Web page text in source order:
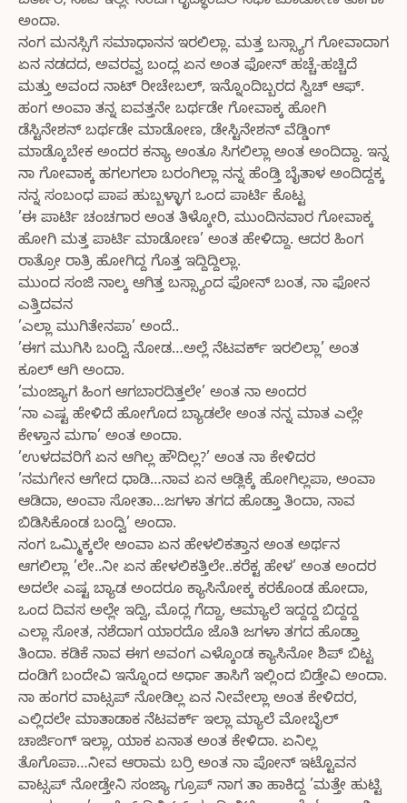
ಅಂದಾ.
ನಂಗ ಮನಸ್ಸಿಗೆ ಸಮಾಧಾನನ ಇರಲಿಲ್ಲಾ. ಮತ್ತ ಬಸ್ಸ್ಯಾಗ ಗೋವಾದಾಗ
ಏನ ನಡದದ, ಅವರವ್ವ ಬಂದ್ಲ ಏನ ಅಂತ ಫೋನ್ ಹಚ್ಚೆ-ಹಚ್ಚಿದೆ
ಮತ್ತು ಅವಂದ ನಾಟ್ ರೀಚೇಬಲ್, ಇನ್ನೊಂದಿಬ್ಬರದ ಸ್ವಿಚ್ ಆಫ್.
ಹಂಗ ಅಂವಾ ತನ್ನ ಐವತ್ತನೇ ಬರ್ಥಡೇ ಗೋವಾಕ್ಕ ಹೋಗಿ
ಡೆಸ್ಟಿನೇಶನ್ ಬರ್ಥಡೇ ಮಾಡೋಣ, ಡೇಸ್ಟಿನೇಶನ್ ವೆಡ್ಡಿಂಗ್
ಮಾಡ್ಕೊಬೇಕ ಅಂದರ ಕನ್ಯಾ ಅಂತೂ ಸಿಗಲಿಲ್ಲಾ ಅಂತ ಅಂದಿದ್ದಾ. ಇನ್ನ
ನಾ ಗೋವಾಕ್ಕ ಹಗಲಗಲಾ ಬರಂಗಿಲ್ಲಾ ನನ್ನ ಹೆಂಡ್ತಿ ಬೈತಾಳ ಅಂದಿದ್ದಕ್ಕ
ನನ್ನ ಸಂಬಂಧ ಪಾಪ ಹುಬ್ಬಳ್ಳಾಗ ಒಂದ ಪಾರ್ಟಿ ಕೊಟ್ಟ
’ಈ ಪಾರ್ಟಿ ಚಂಚಗಾರ ಅಂತ ತಿಳ್ಕೋರಿ, ಮುಂದಿನವಾರ ಗೋವಾಕ್ಕ
ಹೋಗಿ ಮತ್ತ ಪಾರ್ಟಿ ಮಾಡೋಣ’ ಅಂತ ಹೇಳಿದ್ದಾ. ಆದರ ಹಿಂಗ
ರಾತ್ರೋ ರಾತ್ರಿ ಹೋಗಿದ್ದ ಗೊತ್ತ ಇದ್ದಿದ್ದಿಲ್ಲಾ.
ಮುಂದ ಸಂಜಿ ನಾಲ್ಕ ಆಗಿತ್ತ ಬಸ್ಸ್ಯಾಂದ ಫೋನ್ ಬಂತ, ನಾ ಫೋನ
ಎತ್ತಿದವನ
’ಎಲ್ಲಾ ಮುಗಿತೇನಪಾ’ ಅಂದೆ..
’ಈಗ ಮುಗಿಸಿ ಬಂದ್ವಿ ನೋಡ…ಅಲ್ಲೆ ನೆಟವರ್ಕ್ ಇರಲಿಲ್ಲಾ’ ಅಂತ
ಕೂಲ್ ಆಗಿ ಅಂದಾ.
’ಮಂಜ್ಯಾಗ ಹಿಂಗ ಆಗಬಾರದಿತ್ತಲೇ’ ಅಂತ ನಾ ಅಂದರ
’ನಾ ಎಷ್ಟ ಹೇಳಿದೆ ಹೋಗೊದ ಬ್ಯಾಡಲೇ ಅಂತ ನನ್ನ ಮಾತ ಎಲ್ಲೇ
ಕೇಳ್ತಾನ ಮಗಾ’ ಅಂತ ಅಂದಾ.
’ಉಳದವರಿಗೆ ಏನ ಆಗಿಲ್ಲ ಹೌದಿಲ್ಲ?’ ಅಂತ ನಾ ಕೇಳಿದರ
’ನಮಗೇನ ಆಗೇದ ಧಾಡಿ…ನಾವ ಏನ ಆಡ್ಲಿಕ್ಕೆ ಹೋಗಿಲ್ಲಪಾ, ಅಂವಾ
ಆಡಿದಾ, ಅಂವಾ ಸೋತಾ…ಜಗಳಾ ತಗದ ಹೊಡ್ತಾ ತಿಂದಾ, ನಾವ
ಬಿಡಿಸಿಕೊಂಡ ಬಂದ್ವಿ’ ಅಂದಾ.
ನಂಗ ಒಮ್ಮಿಕ್ಕಲೇ ಅಂವಾ ಏನ ಹೇಳಲಿಕತ್ತಾನ ಅಂತ ಅರ್ಥನ
ಆಗಲಿಲ್ಲಾ ’ಲೇ..ನೀ ಏನ ಹೇಳಲಿಕತ್ತಿಲೇ..ಕರೆಕ್ಟ ಹೇಳ’ ಅಂತ ಅಂದರ
ಅದಲೇ ಎಷ್ಟ ಬ್ಯಾಡ ಅಂದರೂ ಕ್ಯಾಸಿನೋಕ್ಕ ಕರಕೊಂಡ ಹೋದಾ,
ಒಂದ ದಿವಸ ಅಲ್ಲೇ ಇದ್ವಿ, ಮೊದ್ಲ ಗೆದ್ದಾ, ಆಮ್ಯಾಲೆ ಇದ್ದದ್ದ ಬಿದ್ದದ್ದ
ಎಲ್ಲಾ ಸೋತ, ನಶೆದಾಗ ಯಾರದೊ ಜೊತಿ ಜಗಳಾ ತಗದ ಹೊಡ್ತಾ
ತಿಂದಾ. ಕಡಿಕೆ ನಾವ ಈಗ ಅವಂಗ ಎಳ್ಕೊಂಡ ಕ್ಯಾಸಿನೋ ಶಿಪ್ ಬಿಟ್ಟ
ದಂಡಿಗೆ ಬಂದೇವಿ ಇನ್ನೊಂದ ಅರ್ಧಾ ತಾಸಿಗೆ ಇಲ್ಲಿಂದ ಬಿಡ್ತೇವಿ ಅಂದಾ.
ನಾ ಹಂಗರ ವಾಟ್ಸಪ್ ನೋಡಿಲ್ಲ ಏನ ನೀವೇಲ್ಲಾ ಅಂತ ಕೇಳಿದರ,
ಎಲ್ಲಿದಲೇ ಮಾತಾಡಾಕ ನೆಟವರ್ಕ್ ಇಲ್ಲಾ ಮ್ಯಾಲೆ ಮೋಬೈಲ್
ಚಾರ್ಜಿಂಗ್ ಇಲ್ಲಾ, ಯಾಕ ಏನಾತ ಅಂತ ಕೇಳಿದಾ. ಏನಿಲ್ಲ
ತೊಗೊಪಾ…ನೀವ ಆರಾಮ ಬರ್ರಿ ಅಂತ ನಾ ಪೋನ್ ಇಟ್ಟೊವನ
ವಾಟ್ಸಪ್ ನೋಡ್ತೇನಿ ಸಂಜ್ಯಾ ಗ್ರೂಪ್ ನಾಗ ತಾ ಹಾಕಿದ್ದ ’ಮತ್ತೇ ಹುಟ್ಟಿ